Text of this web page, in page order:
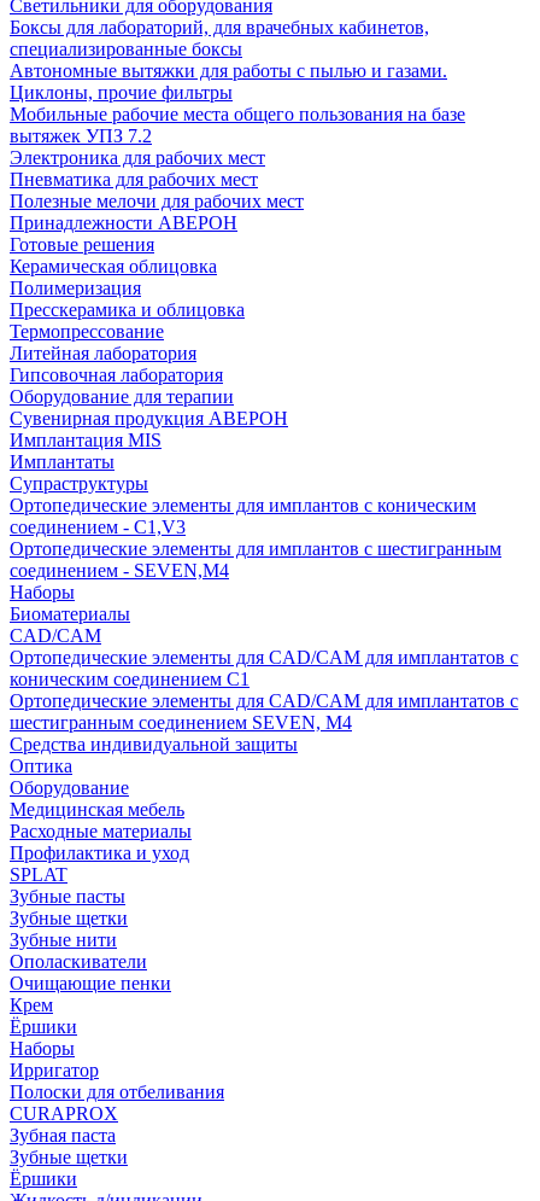
Светильники для оборудования
Боксы для лабораторий, для врачебных кабинетов,
специализированные боксы
Автономные вытяжки для работы с пылью и газами.
Циклоны, прочие фильтры
Мобильные рабочие места общего пользования на базе
вытяжек УПЗ 7.2
Электроника для рабочих мест
Пневматика для рабочих мест
Полезные мелочи для рабочих мест
Принадлежности АВЕРОН
Готовые решения
Керамическая облицовка
Полимеризация
Пресскерамика и облицовка
Термопрессование
Литейная лаборатория
Гипсовочная лаборатория
Оборудование для терапии
Сувенирная продукция АВЕРОН
Имплантация MIS
Имплантаты
Супраструктуры
Ортопедические элементы для имплантов с коническим
соединением - C1,V3
Ортопедические элементы для имплантов с шестигранным
соединением - SEVEN,M4
Наборы
Биоматериалы
CAD/CAM
Ортопедические элементы для CAD/CAM для имплантатов с
коническим соединением С1
Ортопедические элементы для CAD/CAM для имплантатов с
шестигранным соединением SEVEN, М4
Средства индивидуальной защиты
Оптика
Оборудование
Медицинская мебель
Расходные материалы
Профилактика и уход
SPLAT
Зубные пасты
Зубные щетки
Зубные нити
Ополаскиватели
Очищающие пенки
Крем
Ёршики
Наборы
Ирригатор
Полоски для отбеливания
CURAPROX
Зубная паста
Зубные щетки
Ёршики